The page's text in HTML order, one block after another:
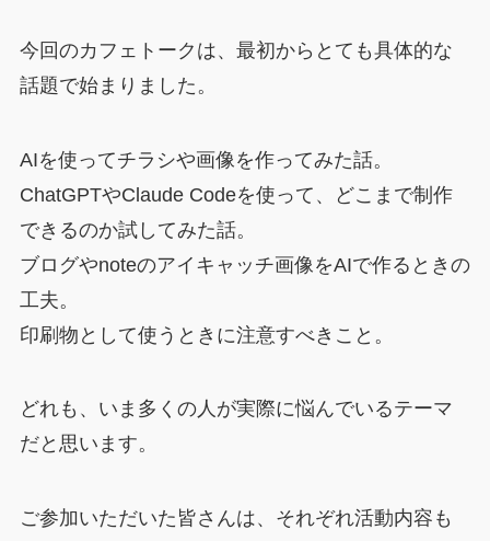
今回のカフェトークは、最初からとても具体的な
話題で始まりました。
AIを使ってチラシや画像を作ってみた話。
ChatGPTやClaude Codeを使って、どこまで制作
できるのか試してみた話。
ブログやnoteのアイキャッチ画像をAIで作るときの
工夫。
印刷物として使うときに注意すべきこと。
どれも、いま多くの人が実際に悩んでいるテーマ
だと思います。
ご参加いただいた皆さんは、それぞれ活動内容も